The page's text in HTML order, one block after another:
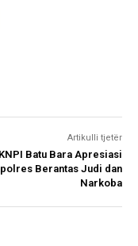
Artikulli tjetër
KNPI Batu Bara Apresiasi
Berantas Judi dan
Narkoba